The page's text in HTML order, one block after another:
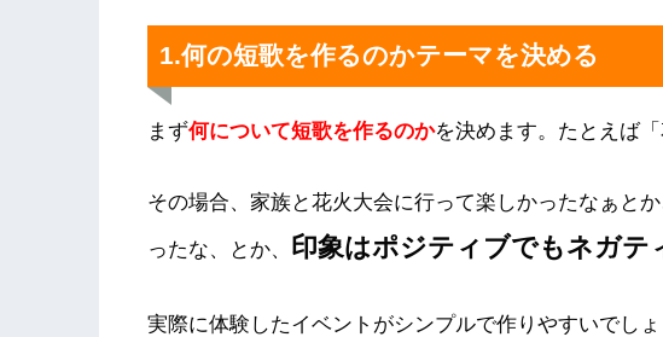
1.何の短歌を作るのかテーマを決める
まず何について短歌を作るのかを決めます。たとえば
その場合、家族と花火大会に行って楽しかったなぁと
ったな、とか、 印象はポジティブでもネガテ
実際に体験したイベントがシンプルで作りやすいでしょ